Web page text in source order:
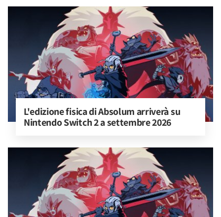
L'edizione fisica di Absolum arriverà su
Nintendo Switch 2 a settembre 2026